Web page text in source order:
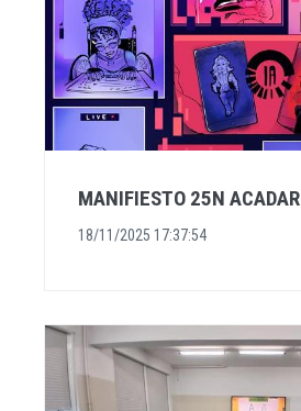
MANIFIESTO 25N ACADAR
18/11/2025 17:37:54